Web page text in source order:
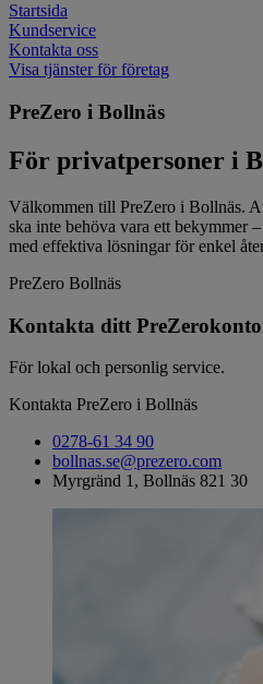
Startsida
Kundservice
Kontakta oss
Visa tjänster för företag
PreZero i Bollnäs
För privatpersoner i
Välkommen till PreZero i Bollnäs.
ska inte behöva vara ett bekymmer
med effektiva lösningar för enkel
PreZero Bollnäs
Kontakta ditt
För lokal och personlig service.
Kontakta PreZero i Bollnäs
0278-61 34 90
bollnas.se@prezero.com
Myrgränd 1, Bollnäs 821 30